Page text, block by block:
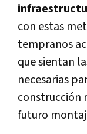
con estas
tempranos
que sientan
necesarias
construcción
futuro